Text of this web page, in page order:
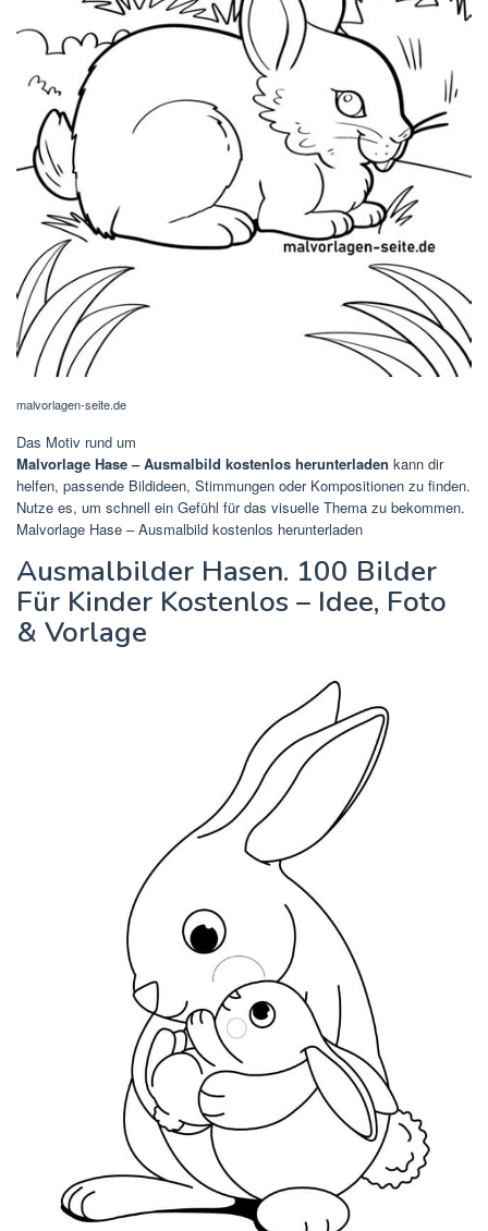
malvorlagen-seite.de
Das Motiv rund um
Malvorlage Hase – Ausmalbild kostenlos herunterladen kann dir
helfen, passende Bildideen, Stimmungen oder Kompositionen zu finden.
Nutze es, um schnell ein Gefühl für das visuelle Thema zu bekommen.
Malvorlage Hase – Ausmalbild kostenlos herunterladen
Ausmalbilder Hasen. 100 Bilder
Für Kinder Kostenlos – Idee, Foto
& Vorlage